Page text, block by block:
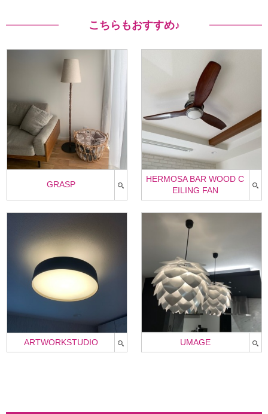
こちらもおすすめ♪
GRASP
HERMOSA BAR WOOD C
EILING FAN
ARTWORKSTUDIO UMAGE